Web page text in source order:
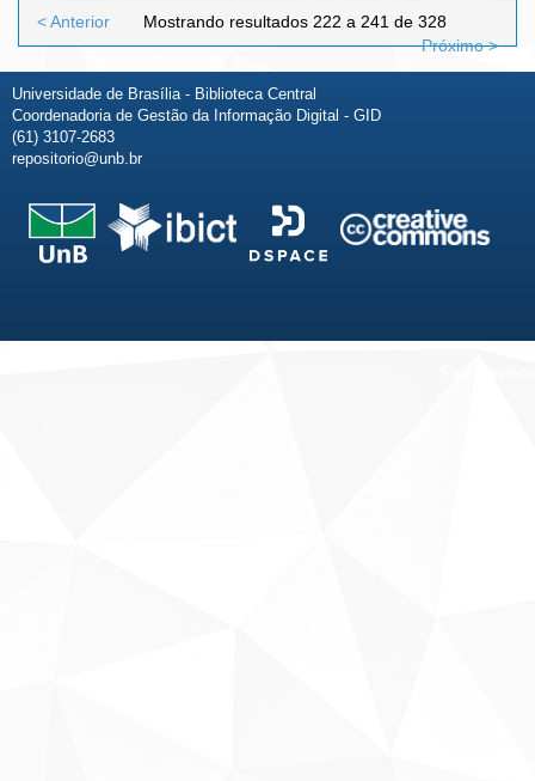
Mostrando resultados 222 a 241 de 328
< Anterior
Próximo >
Universidade de Brasília - Biblioteca Central
Coordenadoria de Gestão da Informação Digital - GID
(61) 3107-2683
repositorio@unb.br